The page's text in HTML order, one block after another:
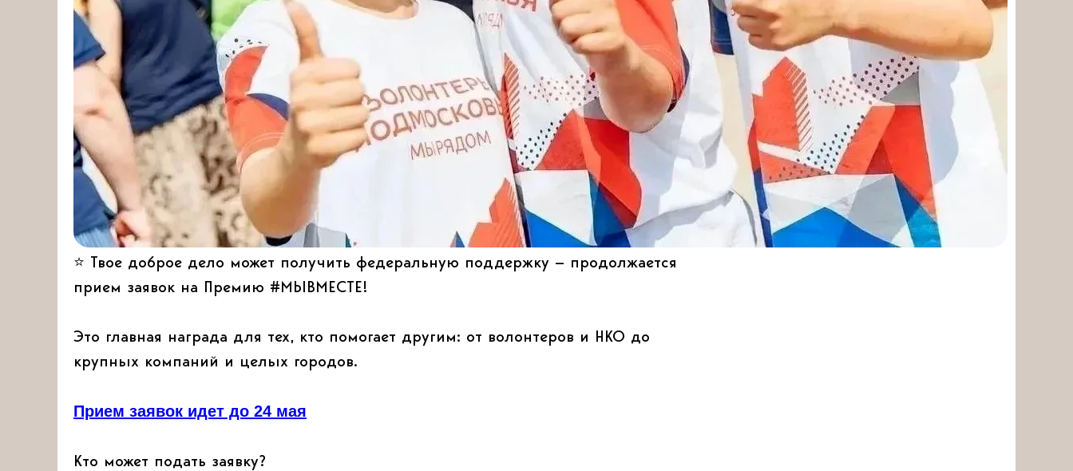
⭐️ Твое доброе дело может получить федеральную поддержку — продолжается
прием заявок на Премию #МЫВМЕСТЕ!
Это главная награда для тех, кто помогает другим: от волонтеров и НКО до
крупных компаний и целых городов.
Прием заявок идет до 24 мая
Кто может подать заявку?